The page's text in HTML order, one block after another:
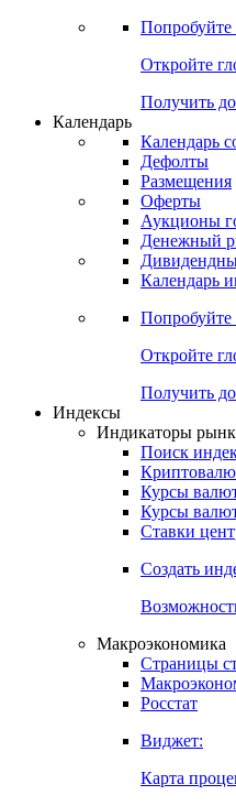
Попробуйте
Откройте
Получить
Календарь
Календарь
Дефолты
Размещения
Оферты
Аукционы
Денежный
Календарь
Попробуйте
Откройте
Получить
Индексы
Индикаторы
Поиск
Курсы
Курсы
Ставки
Создать
Макроэкономика
Страницы
Росстат
Виджет:
Карта